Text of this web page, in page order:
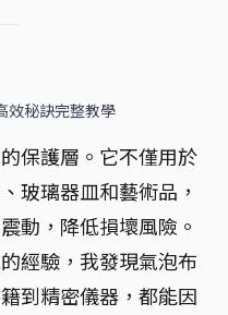
效秘訣完整教學
保護層。它不僅用於
玻璃器皿和藝術品，
動，降低損壞風險。
經驗，我發現氣泡布
到精密儀器，都能因